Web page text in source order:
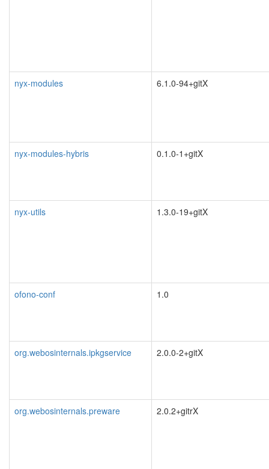
nyx-modules 6.1.0-94+gitX
nyx-modules-hybris 0.1.0-1+gitX
nyx-utils 1.3.0-19+gitX
ofono-conf 1.0
org.webosinternals.ipkgservice 2.0.0-2+gitX
org.webosinternals.preware 2.0.2+gitrX